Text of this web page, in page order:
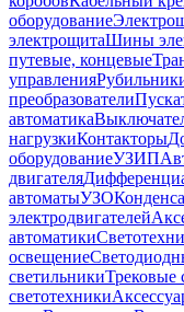
оборудование
электрощитаШины
путевые, концевые
управления
преобразователи
автоматика
нагрузкиКонтакторы
оборудованиеУЗИП
двигателя
автоматыУЗО
электродвигателей
автоматики
освещение
светильникиТрековые
светотехники